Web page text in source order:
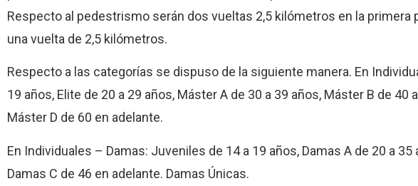
Respecto al pedestrismo serán dos vueltas 2,5 kilómetros en la primera
una vuelta de 2,5 kilómetros.
Respecto a las categorías se dispuso de la siguiente manera. En
19 años, Elite de 20 a 29 años, Máster A de 30 a 39 años, Máster B de 40
Máster D de 60 en adelante.
En Individuales – Damas: Juveniles de 14 a 19 años, Damas A de 20 a 35
Damas C de 46 en adelante. Damas Únicas.